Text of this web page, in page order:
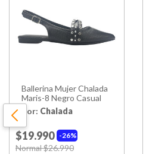
Ballerina Mujer Chalada
Maris-8 Negro Casual
Por: Chalada
26%
$19.990
Price reduced from
Normal $26.990